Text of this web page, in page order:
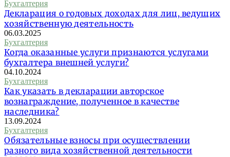
Бухгалтерия
Декларация о годовых доходах для лиц, ведущих
хозяйственную деятельность
06.03.2025
Бухгалтерия
Когда оказанные услуги признаются услугами
бухгалтера внешней услуги?
04.10.2024
Бухгалтерия
Как указать в декларации авторское
вознаграждение, полученное в качестве
наследника?
13.09.2024
Бухгалтерия
Обязательные взносы при осуществлении
разного вида хозяйственной деятельности